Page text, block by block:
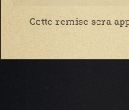
Cette remise sera